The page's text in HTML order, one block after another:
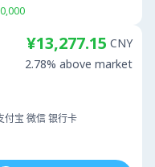
宝 微信 银行卡
¥13,277.15 CNY
2.78% above market